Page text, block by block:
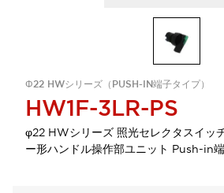
Φ22 HWシリーズ（PUSH-IN端子タイプ）
HW1F-3LR-PS
φ22 HWシリーズ 照光セレクタスイッ
ー形ハンドル操作部ユニット Push-in